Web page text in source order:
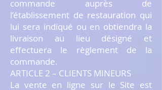
commande auprès de
l’établissement de restauration qui
lui sera indiqué ou en obtiendra la
livraison au lieu désigné et
effectuera le règlement de la
commande.
ARTICLE 2 – CLIENTS MINEURS
La vente en ligne sur le Site est